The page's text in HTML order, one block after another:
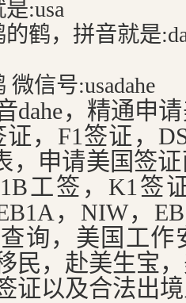
:usa
鹤，拼音就是
信号:usadahe
dahe，精通申
，F1签证，
，申请美国签
工签，K1签
，NIW，
询，美国工作
民，赴美生宝
证以及合法出